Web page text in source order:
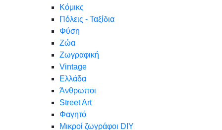
Κόμικς
Πόλεις - Ταξίδια
Φύση
Ζώα
Ζωγραφική
Vintage
Ελλάδα
Άνθρωποι
Street Art
Φαγητό
Μικροί ζωγράφοι DIY